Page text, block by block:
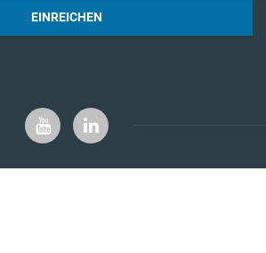
EINREICHEN